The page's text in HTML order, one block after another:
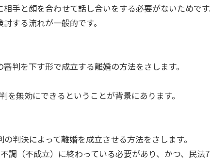
手と顔を合わせて話し合いをする必要がないためです
する流れが一般的です。
判を下す形で成立する離婚の方法をさします。
無効にできるということが背景にあります。
判決によって離婚を成立させる方法をさします。
調（不成立）に終わっている必要があり、かつ、民法